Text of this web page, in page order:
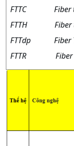
FTTC Fiber to
FTTH Fiber to
FTTdp Fiber
FTTR Fiber